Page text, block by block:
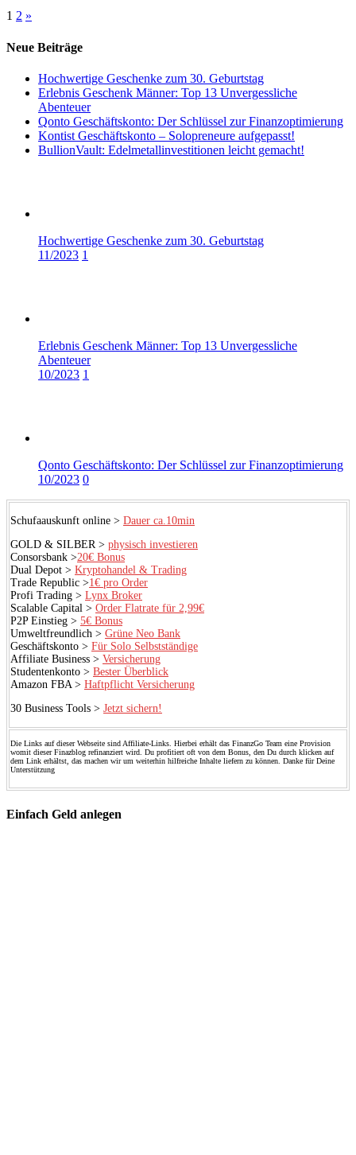
Seitennummerierung
der
1 2 »
Neue Beiträge
Hochwertige Geschenke zum 30. Geburtstag
Erlebnis Geschenk Männer: Top 13 Unvergessliche
Abenteuer
Qonto Geschäftskonto: Der Schlüssel zur Finanzoptimierung
Kontist Geschäftskonto – Solopreneure aufgepasst!
BullionVault: Edelmetallinvestitionen leicht gemacht!
Hochwertige Geschenke zum 30. Geburtstag
11/2023 1
Erlebnis Geschenk Männer: Top 13 Unvergessliche
Abenteuer
10/2023 1
Qonto Geschäftskonto: Der Schlüssel zur Finanzoptimierung
10/2023 0
Schufaauskunft online > Dauer ca.10min
GOLD & SILBER > physisch investieren
Consorsbank >20€ Bonus
Dual Depot > Kryptohandel & Trading
Trade Republic >1€ pro Order
Profi Trading > Lynx Broker
Scalable Capital > Order Flatrate für 2,99€
P2P Einstieg > 5€ Bonus
Umweltfreundlich > Grüne Neo Bank
Geschäftskonto > Für Solo Selbstständige
Affiliate Business > Versicherung
Studentenkonto > Bester Überblick
Amazon FBA > Haftpflicht Versicherung
30 Business Tools > Jetzt sichern!
Die Links auf dieser Webseite sind Affiliate-Links. Hierbei erhält das FinanzGo Team eine Provision
womit dieser Finazblog refinanziert wird. Du profitiert oft von dem Bonus, den Du durch klicken auf
dem Link erhältst, das machen wir um weiterhin hilfreiche Inhalte liefern zu können. Danke für Deine
Unterstützung
Einfach Geld anlegen